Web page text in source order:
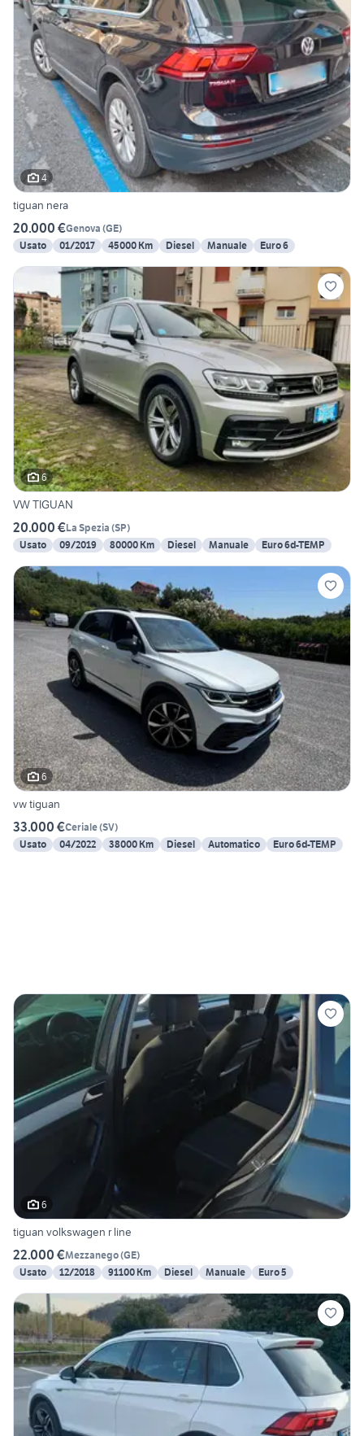
4
tiguan nera
20.000 €Genova (GE)
Usato
01/2017 45000 Km Diesel Manuale Euro 6
6
VW TIGUAN
20.000 €La Spezia (SP)
Usato
09/2019 80000 Km Diesel Manuale Euro 6d-TEMP
6
vw tiguan
33.000 €Ceriale(SV)
Usato
04/2022 38000 Km Diesel Automatico Euro 6d-TEMP
6
tiguan volkswagen r line
22.000 €Mezzanego(GE)
Usato
12/2018 91100 Km Diesel Manuale Euro 5